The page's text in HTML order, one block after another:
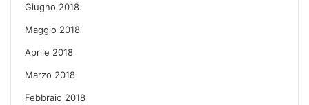
Giugno 2018
Maggio 2018
Aprile 2018
Marzo 2018
Febbraio 2018